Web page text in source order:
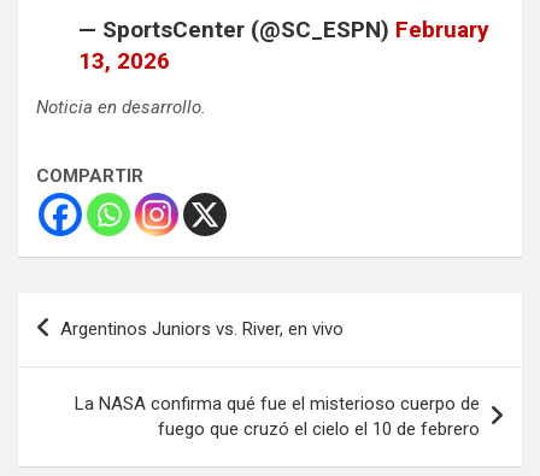
— SportsCenter (@SC_ESPN) February
13, 2026
Noticia en desarrollo.
COMPARTIR
Navegación
de
Argentinos Juniors vs. River, en vivo
La NASA confirma qué fue el misterioso cuerpo de
fuego que cruzó el cielo el 10 de febrero